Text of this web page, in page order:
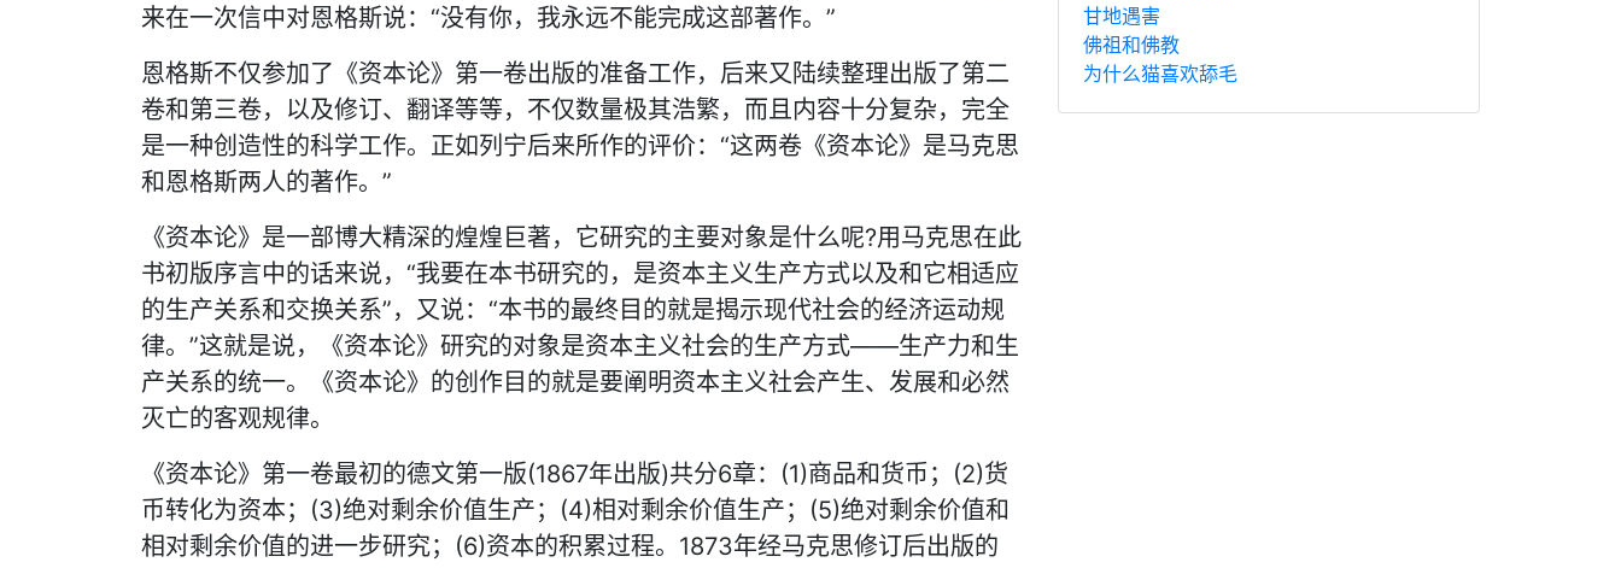
来在一次信中对恩格斯说：“没有你，我永远不能完成这部著作。”
恩格斯不仅参加了《资本论》第一卷出版的准备工作，后来又陆续整理出版了第二
卷和第三卷，以及修订、翻译等等，不仅数量极其浩繁，而且内容十分复杂，完全
是一种创造性的科学工作。正如列宁后来所作的评价：“这两卷《资本论》是马克思
和恩格斯两人的著作。”
《资本论》是一部博大精深的煌煌巨著，它研究的主要对象是什么呢?用马克思在此
书初版序言中的话来说，“我要在本书研究的，是资本主义生产方式以及和它相适应
的生产关系和交换关系”，又说：“本书的最终目的就是揭示现代社会的经济运动规
律。”这就是说，《资本论》研究的对象是资本主义社会的生产方式——生产力和生
产关系的统一。《资本论》的创作目的就是要阐明资本主义社会产生、发展和必然
灭亡的客观规律。
《资本论》第一卷最初的德文第一版(1867年出版)共分6章：(1)商品和货币；(2)货
币转化为资本；(3)绝对剩余价值生产；(4)相对剩余价值生产；(5)绝对剩余价值和
相对剩余价值的进一步研究；(6)资本的积累过程。1873年经马克思修订后出版的
甘地遇害
佛祖和佛教
为什么猫喜欢舔毛